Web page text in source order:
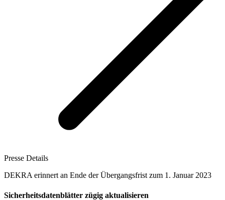
Presse Details
DEKRA erinnert an Ende der Übergangsfrist zum 1. Januar 2023
Sicherheitsdatenblätter zügig aktualisieren